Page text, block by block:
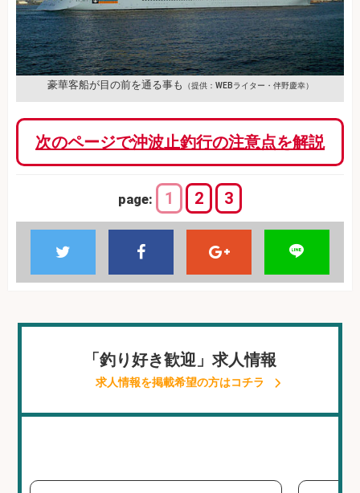
豪華客船が目の前を通る事も （提供：WEBライター・伴野慶幸）
次のページで沖波止釣行の注意点を解説
page: 1 2 3
「釣り好き歓迎」求人情報
求人情報を掲載希望の方はコチラ